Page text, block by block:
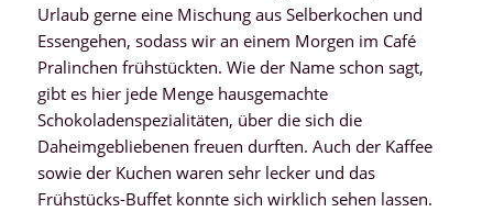
Urlaub gerne eine Mischung aus Selberkochen und
Essengehen, sodass wir an einem Morgen im Café
Pralinchen frühstückten. Wie der Name schon sagt,
gibt es hier jede Menge hausgemachte
Schokoladenspezialitäten, über die sich die
Daheimgebliebenen freuen durften. Auch der Kaffee
sowie der Kuchen waren sehr lecker und das
Frühstücks-Buffet konnte sich wirklich sehen lassen.